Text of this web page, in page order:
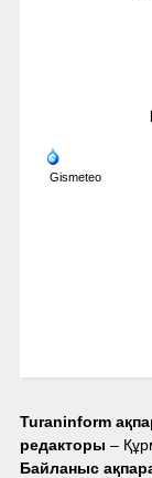
Gismeteo
Turaninform
редакторы –
Байланыс